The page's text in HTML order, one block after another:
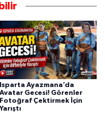
Isparta Ayazmana’da
Avatar Gecesi! Görenler
Fotoğraf Çektirmek İçin
Yarıştı